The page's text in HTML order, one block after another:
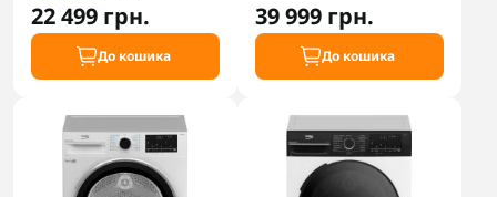
22 499 грн.
До кошика
39 999 грн.
До кошика